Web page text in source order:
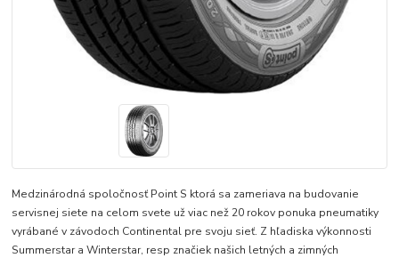
Medzinárodná spoločnosť Point S ktorá sa zameriava na budovanie
servisnej siete na celom svete už viac než 20 rokov ponuka pneumatiky
vyrábané v závodoch Continental pre svoju sieť. Z hľadiska výkonnosti
Summerstar a Winterstar, resp značiek našich letných a zimných